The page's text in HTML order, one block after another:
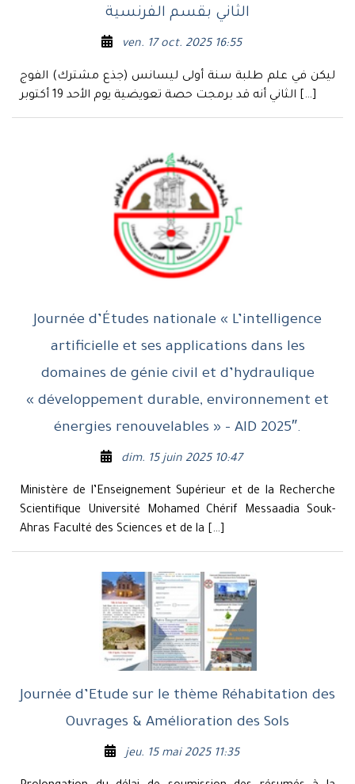
الثاني بقسم الفرنسية
ven. 17 oct. 2025 16:55
ليكن في علم طلبة سنة أولى ليسانس (جذع مشترك) الفوج
الثاني أنه قد برمجت حصة تعويضية يوم الأحد 19 أكتوبر […]
Journée d’Études nationale « L’intelligence
artificielle et ses applications dans les
domaines de génie civil et d’hydraulique
« développement durable, environnement et
énergies renouvelables » – AID 2025″.
dim. 15 juin 2025 10:47
Ministère de l’Enseignement Supérieur et de la Recherche
Scientifique Université Mohamed Chérif Messaadia Souk-
Ahras Faculté des Sciences et de la […]
Journée d’Etude sur le thème Réhabitation des
Ouvrages & Amélioration des Sols
jeu. 15 mai 2025 11:35